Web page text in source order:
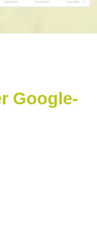
Google-